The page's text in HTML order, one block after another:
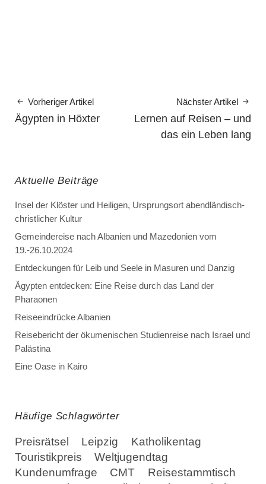
Vorheriger Artikel
Ägypten in Höxter
Nächster Artikel
Lernen auf Reisen – und
das ein Leben lang
Aktuelle Beiträge
Insel der Klöster und Heiligen, Ursprungsort abendländisch-
christlicher Kultur
Gemeindereise nach Albanien und Mazedonien vom
19.-26.10.2024
Entdeckungen für Leib und Seele in Masuren und Danzig
Ägypten entdecken: Eine Reise durch das Land der
Pharaonen
Reiseeindrücke Albanien
Reisebericht der ökumenischen Studienreise nach Israel und
Palästina
Eine Oase in Kairo
Häufige Schlagwörter
Preisrätsel Leipzig
Katholikentag
Touristikpreis
Weltjugendtag
Kundenumfrage
CMT
Reisestammtisch